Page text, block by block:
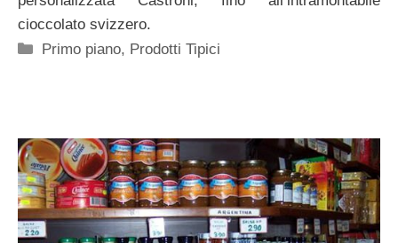
cioccolato svizzero.
Categorie
Primo piano, Prodotti Tipici